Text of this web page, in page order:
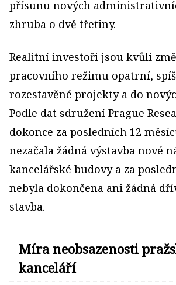
přísunu nových
zhruba o dvě třetiny.
Realitní investoři jsou kvůli
pracovního režimu opatrní,
rozestavěné projekty a do
Podle dat sdružení Prague
dokonce za posledních 12
nezačala žádná výstavba nové
kancelářské budovy a za
nebyla dokončena ani žádná
stavba.
Míra neobsazenosti
kanceláří